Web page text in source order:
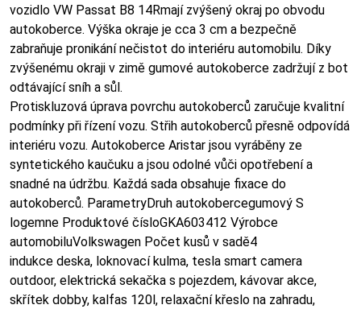
vozidlo VW Passat B8 14Rmají zvýšený okraj po obvodu
autokoberce. Výška okraje je cca 3 cm a bezpečně
zabraňuje pronikání nečistot do interiéru automobilu. Díky
zvýšenému okraji v zimě gumové autokoberce zadržují z bot
odtávající sníh a sůl.
Protiskluzová úprava povrchu autokoberců zaručuje kvalitní
podmínky při řízení vozu. Střih autokoberců přesně odpovídá
interiéru vozu. Autokoberce Aristar jsou vyráběny ze
syntetického kaučuku a jsou odolné vůči opotřebení a
snadné na údržbu. Každá sada obsahuje fixace do
autokoberců. ParametryDruh autokobercegumový S
logemne Produktové čísloGKA603412 Výrobce
automobiluVolkswagen Počet kusů v sadě4
indukce deska, loknovací kulma, tesla smart camera
outdoor, elektrická sekačka s pojezdem, kávovar akce,
skřítek dobby, kalfas 120l, relaxační křeslo na zahradu,